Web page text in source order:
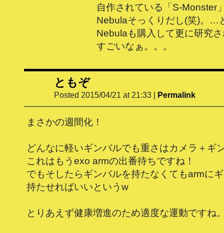
自作されている「S-Monster
Nebulaそっくりだし(笑)。…
Nebulaも購入して更に研究
すごいなぁ。。。
ともぞ
Posted 2015/04/21 at 21:33 | Permalink
まさかの週間化！
どんなに軽いギンバルでも重さはカメラ＋ギ
これはもうexo armの出番待ちですね！
でもそしたらギンバルを持たなくてもarmに
持たせればいいというw
とりあえず健康増進のため適度な運動ですね